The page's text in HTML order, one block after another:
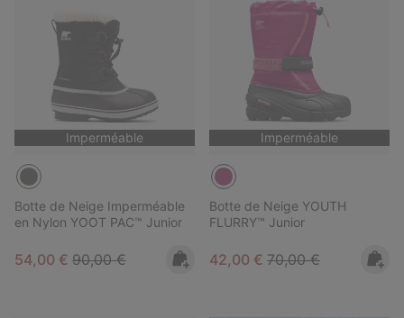
Imperméable
Botte de Neige Imperméable
en Nylon YOOT PAC™ Junior
Sale price:
54,00 € Regular price:
90,00 €
Imperméable
Botte de Neige YOUTH
FLURRY™ Junior
Sale price:
42,00 € Regular price:
70,00 €